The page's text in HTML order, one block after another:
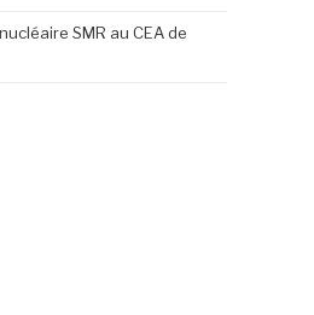
SMR au CEA de